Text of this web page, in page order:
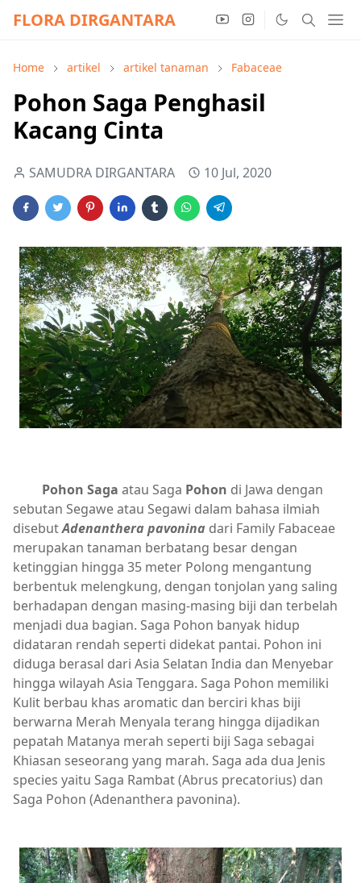
FLORA DIRGANTARA
Home artikel artikel tanaman Fabaceae
Pohon Saga Penghasil
Kacang Cinta
SAMUDRA DIRGANTARA 10 Jul, 2020
Pohon Saga atau Saga Pohon di Jawa dengan
sebutan Segawe atau Segawi dalam bahasa ilmiah
disebutAdenanthera pavonina dari Family Fabaceae
merupakan tanaman berbatang besar dengan
ketinggian hingga 35 meter Polong mengantung
berbentuk melengkung, dengan tonjolan yang saling
berhadapan dengan masing-masing biji dan terbelah
menjadi dua bagian. Saga Pohon banyak hidup
didataran rendah seperti didekat pantai. Pohon ini
diduga berasal dari Asia Selatan India dan Menyebar
hingga wilayah Asia Tenggara. Saga Pohon memiliki
Kulit berbau khas aromatic dan berciri khas biji
berwarna Merah Menyala terang hingga dijadikan
pepatah Matanya merah seperti biji Saga sebagai
Khiasan seseorang yang marah. Saga ada dua Jenis
species yaitu Saga Rambat (Abrus precatorius) dan
Saga Pohon (Adenanthera pavonina).